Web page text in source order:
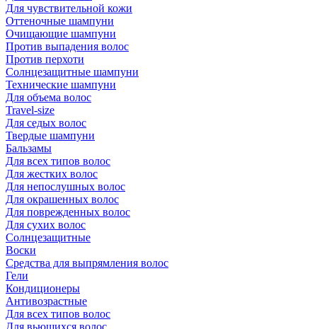
Для чувствительной кожи
Оттеночные шампуни
Очищающие шампуни
Против выпадения волос
Против перхоти
Солнцезащитные шампуни
Технические шампуни
Для объема волос
Travel-size
Для седых волос
Твердые шампуни
Бальзамы
Для всех типов волос
Для жестких волос
Для непослушных волос
Для окрашенных волос
Для поврежденных волос
Для сухих волос
Солнцезащитные
Воски
Средства для выпрямления волос
Гели
Кондиционеры
Антивозрастные
Для всех типов волос
Для вьющихся волос